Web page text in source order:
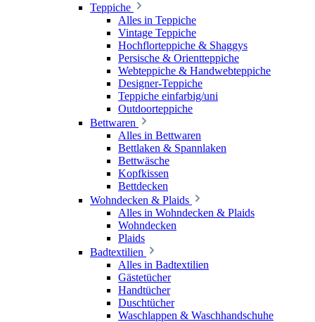
Teppiche
Alles in Teppiche
Vintage Teppiche
Hochflorteppiche & Shaggys
Persische & Orientteppiche
Webteppiche & Handwebteppiche
Designer-Teppiche
Teppiche einfarbig/uni
Outdoorteppiche
Bettwaren
Alles in Bettwaren
Bettlaken & Spannlaken
Bettwäsche
Kopfkissen
Bettdecken
Wohndecken & Plaids
Alles in Wohndecken & Plaids
Wohndecken
Plaids
Badtextilien
Alles in Badtextilien
Gästetücher
Handtücher
Duschtücher
Waschlappen & Waschhandschuhe